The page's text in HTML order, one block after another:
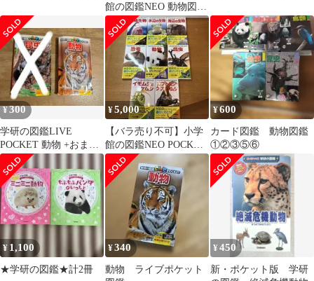
館の図鑑NEO 動物図
鑑 シール付き
¥300
学研の図鑑LIVE
POCKET 動物 +おまけ
巾着・ピック (最安値)
¥5,000
【バラ売り不可】小学
館の図鑑NEO POCKET
生物図鑑セット 8冊
¥600
カード図鑑 動物図鑑
①②③⑤⑥
¥ 1,100
★学研の図鑑★計2冊
¥340
動物 ライブポケット
¥450
新・ポケット版 学研